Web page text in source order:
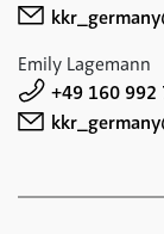
Emily Lagemann
+49 160 992